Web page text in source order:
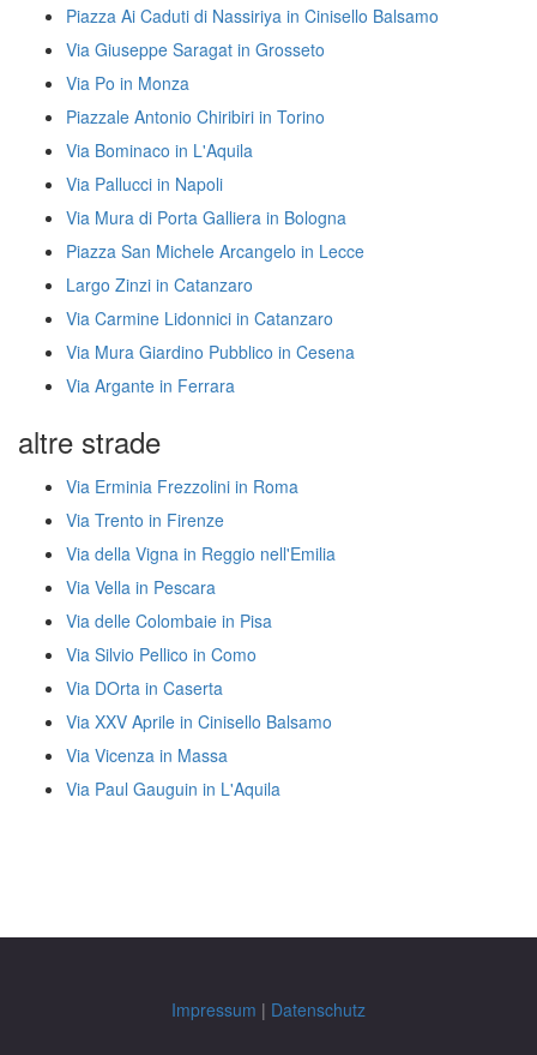
Piazza Ai Caduti di Nassiriya in Cinisello Balsamo
Via Giuseppe Saragat in Grosseto
Via Po in Monza
Piazzale Antonio Chiribiri in Torino
Via Bominaco in L'Aquila
Via Pallucci in Napoli
Via Mura di Porta Galliera in Bologna
Piazza San Michele Arcangelo in Lecce
Largo Zinzi in Catanzaro
Via Carmine Lidonnici in Catanzaro
Via Mura Giardino Pubblico in Cesena
Via Argante in Ferrara
altre strade
Via Erminia Frezzolini in Roma
Via Trento in Firenze
Via della Vigna in Reggio nell'Emilia
Via Vella in Pescara
Via delle Colombaie in Pisa
Via Silvio Pellico in Como
Via DOrta in Caserta
Via XXV Aprile in Cinisello Balsamo
Via Vicenza in Massa
Via Paul Gauguin in L'Aquila
Impressum | Datenschutz